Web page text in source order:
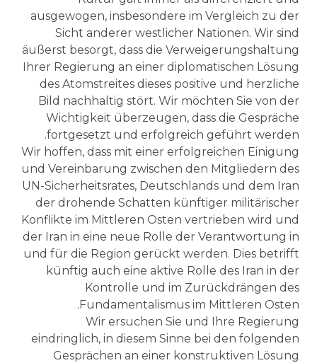
ausgewogen, insbesondere im Vergleich zu der
Sicht anderer westlicher Nationen. Wir sind
äußerst besorgt, dass die Verweigerungshaltung
Ihrer Regierung an einer diplomatischen Lösung
des Atomstreites dieses positive und herzliche
Bild nachhaltig stört. Wir möchten Sie von der
Wichtigkeit überzeugen, dass die Gespräche
fortgesetzt und erfolgreich geführt werden.
Wir hoffen, dass mit einer erfolgreichen Einigung
und Vereinbarung zwischen den Mitgliedern des
UN-Sicherheitsrates, Deutschlands und dem Iran
der drohende Schatten künftiger militärischer
Konflikte im Mittleren Osten vertrieben wird und
der Iran in eine neue Rolle der Verantwortung in
und für die Region gerückt werden. Dies betrifft
künftig auch eine aktive Rolle des Iran in der
Kontrolle und im Zurückdrängen des
Fundamentalismus im Mittleren Osten.
Wir ersuchen Sie und Ihre Regierung
eindringlich, in diesem Sinne bei den folgenden
Gesprächen an einer konstruktiven Lösung